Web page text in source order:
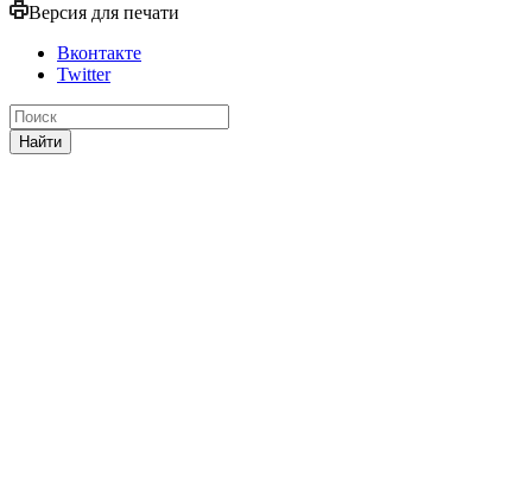
Версия для печати
Вконтакте
Twitter
Найти